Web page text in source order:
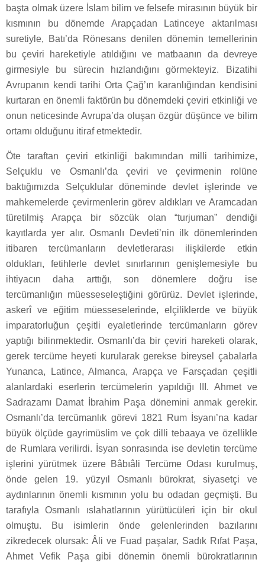
başta olmak üzere İslam bilim ve felsefe mirasının büyük bir
kısmının bu dönemde Arapçadan Latinceye aktarılması
suretiyle, Batı’da Rönesans denilen dönemin temellerinin
bu çeviri hareketiyle atıldığını ve matbaanın da devreye
girmesiyle bu sürecin hızlandığını görmekteyiz. Bizatihi
Avrupanın kendi tarihi Orta Çağ’ın karanlığından kendisini
kurtaran en önemli faktörün bu dönemdeki çeviri etkinliği ve
onun neticesinde Avrupa’da oluşan özgür düşünce ve bilim
ortamı olduğunu itiraf etmektedir.
Öte taraftan çeviri etkinliği bakımından milli tarihimize,
Selçuklu ve Osmanlı’da çeviri ve çevirmenin rolüne
baktığımızda Selçuklular döneminde devlet işlerinde ve
mahkemelerde çevirmenlerin görev aldıkları ve Aramcadan
türetilmiş Arapça bir sözcük olan “turjuman” dendiği
kayıtlarda yer alır. Osmanlı Devleti’nin ilk dönemlerinden
itibaren tercümanların devletlerarası ilişkilerde etkin
oldukları, fetihlerle devlet sınırlarının genişlemesiyle bu
ihtiyacın daha arttığı, son dönemlere doğru ise
tercümanlığın müesseseleştiğini görürüz. Devlet işlerinde,
askerî ve eğitim müesseselerinde, elçiliklerde ve büyük
imparatorluğun çeşitli eyaletlerinde tercümanların görev
yaptığı bilinmektedir. Osmanlı’da bir çeviri hareketi olarak,
gerek tercüme heyeti kurularak gerekse bireysel çabalarla
Yunanca, Latince, Almanca, Arapça ve Farsçadan çeşitli
alanlardaki eserlerin tercümelerin yapıldığı III. Ahmet ve
Sadrazamı Damat İbrahim Paşa dönemini anmak gerekir.
Osmanlı’da tercümanlık görevi 1821 Rum İsyanı’na kadar
büyük ölçüde gayrimüslim ve çok dilli tebaaya ve özellikle
de Rumlara verilirdi. İsyan sonrasında ise devletin tercüme
işlerini yürütmek üzere Bâbıâli Tercüme Odası kurulmuş,
önde gelen 19. yüzyıl Osmanlı bürokrat, siyasetçi ve
aydınlarının önemli kısmının yolu bu odadan geçmişti. Bu
tarafıyla Osmanlı ıslahatlarının yürütücüleri için bir okul
olmuştu. Bu isimlerin önde gelenlerinden bazılarını
zikredecek olursak: Âli ve Fuad paşalar, Sadık Rıfat Paşa,
Ahmet Vefik Paşa gibi dönemin önemli bürokratlarının